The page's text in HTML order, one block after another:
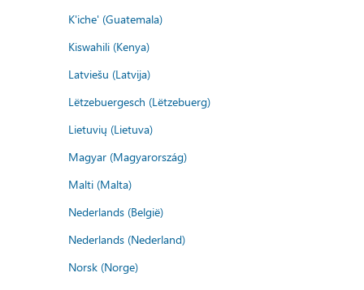
K'iche' (Guatemala)
Kiswahili (Kenya)
Latviešu (Latvija)
Lëtzebuergesch (Lëtzebuerg)
Lietuvių (Lietuva)
Magyar (Magyarország)
Malti (Malta)
Nederlands (België)
Nederlands (Nederland)
Norsk (Norge)